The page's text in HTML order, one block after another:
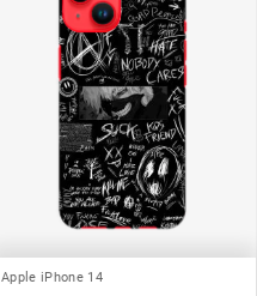
Apple iPhone 14